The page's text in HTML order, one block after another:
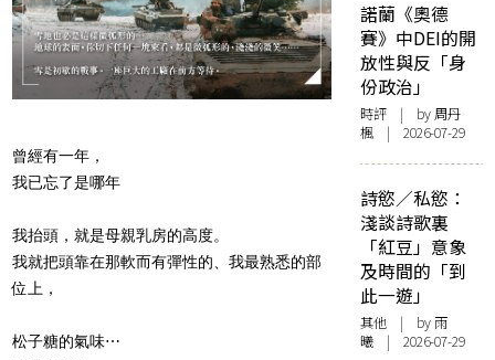
曾經有一年，
我已忘了是哪年
我抬頭，就是母親乳房的高度。
我就把頭靠在那軟而有彈性的、我最熟悉的部
位上，
松子糖的氣味⋯
諾蘭《奧德
賽》中DEI的開
放性與反「身
份政治」
時評 | by周丹
楓 | 2026-07-29
詩慾／私慾：
淺談詩歌裏
「紅豆」意象
及時間的「到
此一遊」
其他 | by 雨
曦 | 2026-07-29